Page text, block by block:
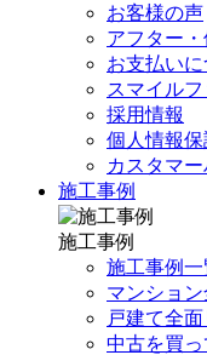
お客様の声
アフター・
お支払いに
スマイル
採用情報
個人情報
カスタマ
施工事例
施工事例
施工事例一
マンショ
戸建て全
中古を買